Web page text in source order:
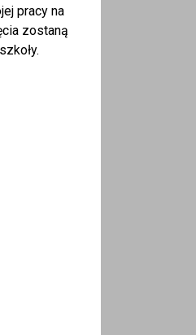
pracy na
zostaną